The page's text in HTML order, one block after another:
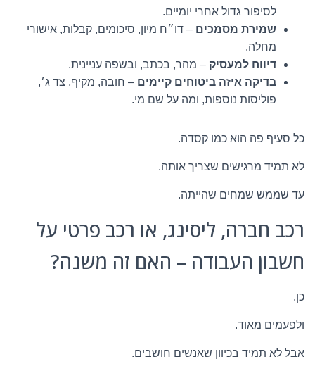
לסיפור גדול אחרי יומיים.
שמירת מסמכים – דו״ח מיון, סיכומים, קבלות, אישורי
מחלה.
דיווח למעסיק – מהר, בכתב, ובשפה עניינית.
בדיקה איזה ביטוחים קיימים – חובה, מקיף, צד ג׳,
פוליסות נוספות, ומה על שם מי.
כל סעיף פה הוא כמו קסדה.
לא תמיד מרגישים שצריך אותה.
עד שממש שמחים שהייתה.
רכב חברה, ליסינג, או רכב פרטי על
חשבון העבודה – האם זה משנה?
כן.
ולפעמים מאוד.
אבל לא תמיד בכיוון שאנשים חושבים.